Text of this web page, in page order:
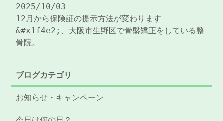
2025/10/03
12月から保険証の提示方法が変わります
&#x1f4e2;、大阪市生野区で骨盤矯正をしている整
骨院。
ブログカテゴリ
お知らせ・キャンペーン